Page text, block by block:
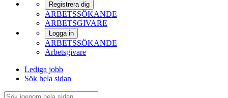
Registrera dig
ARBETSSÖKANDE
ARBETSGIVARE
Logga in
ARBETSSÖKANDE
Arbetsgivare
Lediga jobb
Sök hela sidan